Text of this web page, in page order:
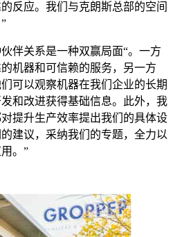
反应。我们与克朗斯总部的空间
伴关系是一种双赢局面“。一方
机器和可信赖的服务，另一方
可以观察机器在我们企业的长期
和改进获得基础信息。此外，我
提升生产效率提出我们的具体设
建议，采纳我们的专题，全力以
。”